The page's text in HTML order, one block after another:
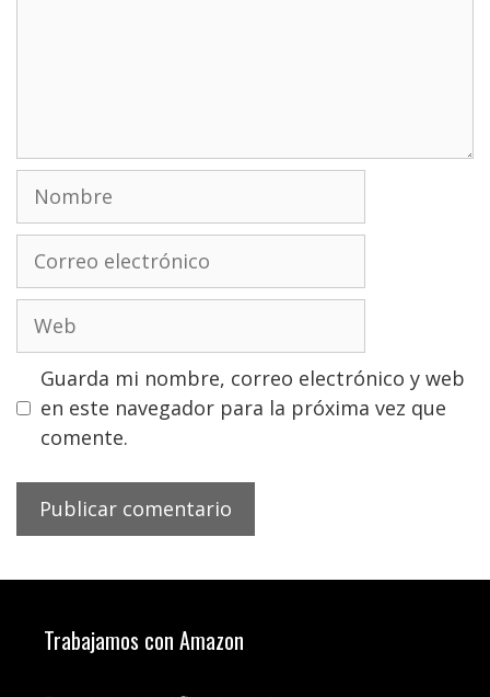
Nombre
electrónico
Guarda mi nombre, correo electrónico y web
en este navegador para la próxima vez que
comente.
Trabajamos con Amazon